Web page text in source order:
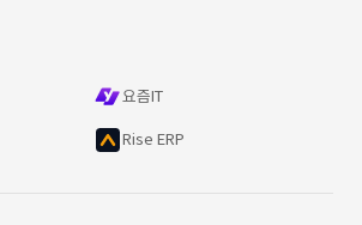
요즘IT
Rise ERP